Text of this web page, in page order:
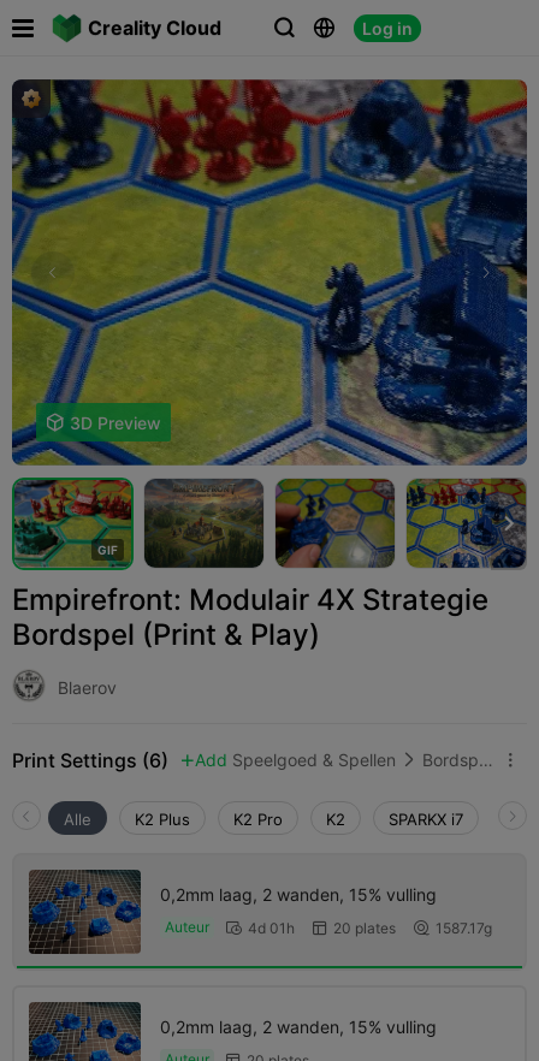
Creality Cloud   Log in
 
 3D Preview
GIF

Empirefront: Modulair 4X Strategie
Bordspel (Print & Play)
Blaerov
Print Settings (6)  Add Speelgoed & Spellen  Bordspellen & kaartspellen 
Alle K2 Plus K2 Pro K2 SPARKX i7
0,2mm laag, 2 wanden, 15% vulling
Auteur  4d 01h  20 plates  1587.17g
0,2mm laag, 2 wanden, 15% vulling